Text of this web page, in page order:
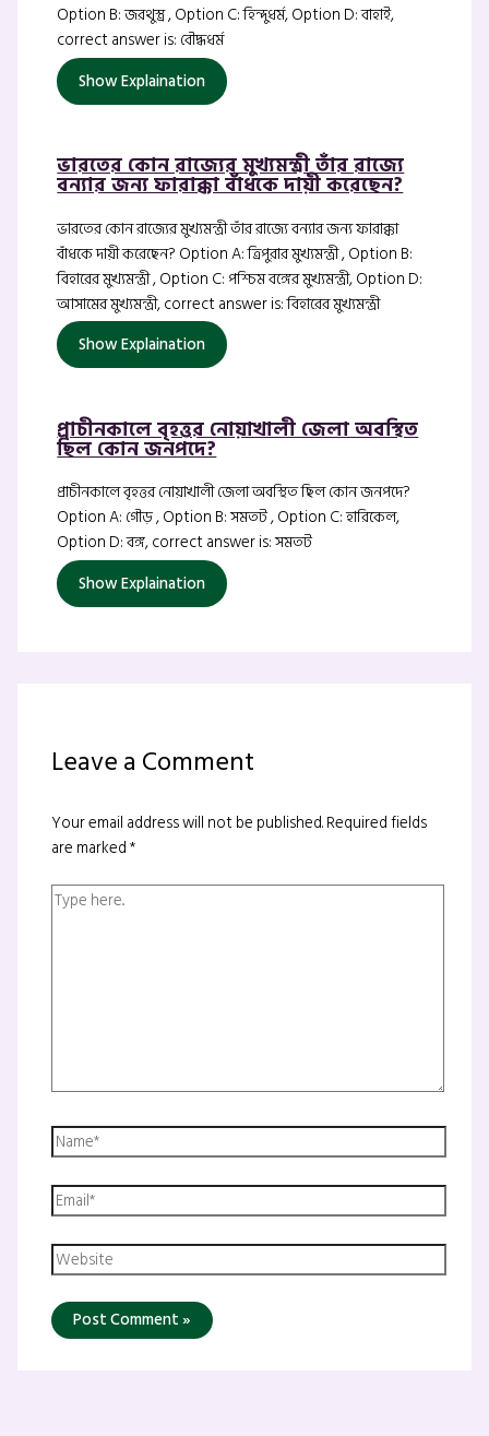
Option B: জরথুস্ত্র , Option C: হিন্দুধর্ম, Option D: বাহাই,
correct answer is: বৌদ্ধধর্ম
Show Explaination
ভারতের কোন রাজ্যের মুখ্যমন্ত্রী তাঁর রাজ্যে
বন্যার জন্য ফারাক্কা বাঁধকে দায়ী করেছেন?
ভারতের কোন রাজ্যের মুখ্যমন্ত্রী তাঁর রাজ্যে বন্যার জন্য ফারাক্কা
বাঁধকে দায়ী করেছেন? Option A: ত্রিপুরার মুখ্যমন্ত্রী , Option B:
বিহারের মুখ্যমন্ত্রী , Option C: পশ্চিম বঙ্গের মুখ্যমন্ত্রী, Option D:
আসামের মুখ্যমন্ত্রী, correct answer is: বিহারের মুখ্যমন্ত্রী
Show Explaination
প্রাচীনকালে বৃহত্তর নোয়াখালী জেলা অবস্থিত
ছিল কোন জনপদে?
প্রাচীনকালে বৃহত্তর নোয়াখালী জেলা অবস্থিত ছিল কোন জনপদে?
Option A: গৌড় , Option B: সমতট , Option C: হারিকেল,
Option D: বঙ্গ, correct answer is: সমতট
Show Explaination
Leave a Comment
Your email address will not be published.Required fields
are marked*